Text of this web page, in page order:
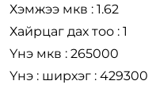
Хэмжээ мкв : 1.62
Хайрцаг дах тоо : 1
Үнэ мкв : 265000
Үнэ : ширхэг : 429300